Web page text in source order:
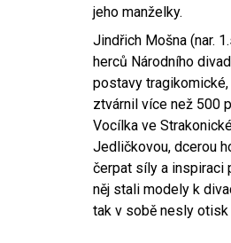
jeho manželky.
Jindřich Mošna (nar.
herců Národního
postavy
ztvárnil více než 500
Vocílka ve
Jedličkovou, dcerou
čerpat síly a inspiraci
něj stali modely k
tak v sobě nesly